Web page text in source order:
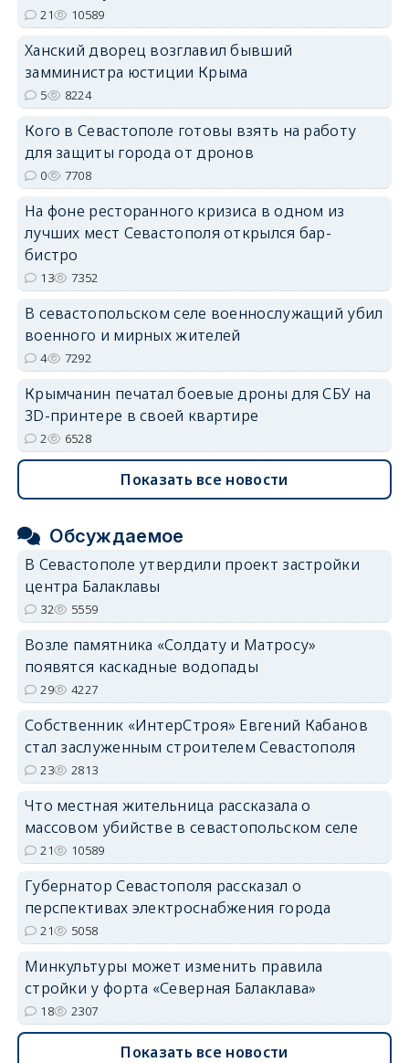
erid: 2SDnjdPjgYS
21 10589
Ханский дворец возглавил бывший
замминистра юстиции Крыма
5 8224
Кого в Севастополе готовы взять на работу
для защиты города от дронов
0 7708
На фоне ресторанного кризиса в одном из
лучших мест Севастополя открылся бар-
бистро
13 7352
В севастопольском селе военнослужащий убил
военного и мирных жителей
4 7292
Крымчанин печатал боевые дроны для СБУ на
3D-принтере в своей квартире
2 6528
Показать все новости
Обсуждаемое
В Севастополе утвердили проект застройки
центра Балаклавы
32 5559
Возле памятника «Солдату и Матросу»
появятся каскадные водопады
29 4227
Собственник «ИнтерСтроя» Евгений Кабанов
стал заслуженным строителем Севастополя
23 2813
Что местная жительница рассказала о
массовом убийстве в севастопольском селе
21 10589
Губернатор Севастополя рассказал о
перспективах электроснабжения города
21 5058
Минкультуры может изменить правила
стройки у форта «Северная Балаклава»
18 2307
Показать все новости